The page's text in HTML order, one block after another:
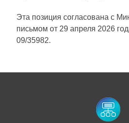
Эта позиция согласована с
письмом от 29 апреля 2026
09/35982.